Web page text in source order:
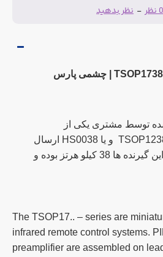
- نظر بدهید
شده توسط مشتری یکی از
کدهای TSOP1738 و یا TSOP1238 و یا HS0038 ارسال
خواهد شد.(فرکانس کلیه این گیرنده ها 38 کیلو هرتز بوده و
The TSOP17.. – series are
infrared remote control systems.
preamplifier are assembled on